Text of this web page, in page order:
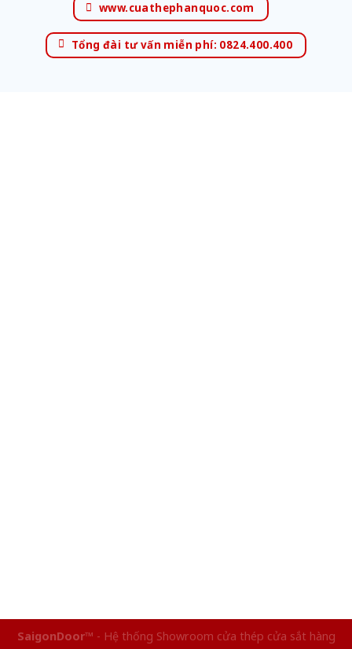
www.cuathephanquoc.com
Tổng đài tư vấn miễn phí: 0824.400.400
SaigonDoor™ - Hệ thống Showroom cửa thép cửa sắt hàng